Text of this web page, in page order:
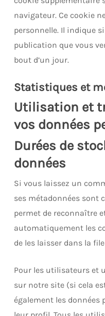
navigateur. Ce cookie
personnelle. Il indique
publication que vous
bout d’un jour.
Statistiques et
Utilisation et
vos données
Durées de
données
Si vous laissez un
ses métadonnées sont
permet de reconnaître
automatiquement les
de les laisser dans la
Pour les utilisateurs et
sur notre site (si cela
également les données